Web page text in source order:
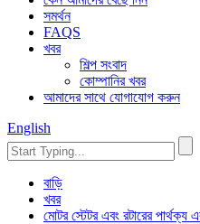
সমর্থন
FAQS
খবর
শিল্প সংবাদ
কোম্পানির খবর
আমাদের সাথে যোগাযোগ করুন
English
বাড়ি
খবর
মোটর স্টেটর এবং রটারের পার্থক্য